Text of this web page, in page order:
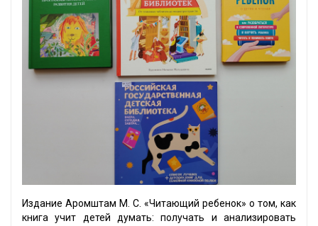
Издание Аромштам М. С. «Читающий ребенок» о том, как
книга учит детей думать: получать и анализировать